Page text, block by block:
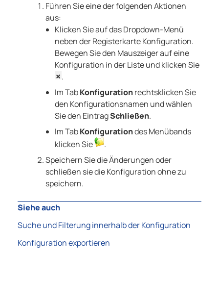
Führen Sie eine der folgenden Aktionen
aus:
Klicken Sie auf das Dropdown-Menü
neben der Registerkarte Konfiguration.
Bewegen Sie den Mauszeiger auf eine
Konfiguration in der Liste und klicken Sie
.
Im TabKonfigurationrechtsklicken Sie
den Konfigurationsnamen und wählen
Sie den EintragSchließen.
Im TabKonfigurationdes Menübands
klicken Sie
.
Speichern Sie die Änderungen oder
schließen sie die Konfiguration ohne zu
speichern.
Siehe auch
Suche und Filterung innerhalb der Konfiguration
Konfiguration exportieren